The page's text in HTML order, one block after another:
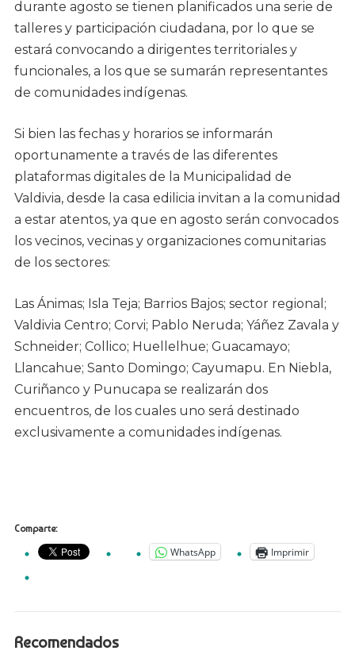
durante agosto se tienen planificados una serie de
talleres y participación ciudadana, por lo que se
estará convocando a dirigentes territoriales y
funcionales, a los que se sumarán representantes
de comunidades indígenas.
Si bien las fechas y horarios se informarán
oportunamente a través de las diferentes
plataformas digitales de la Municipalidad de
Valdivia, desde la casa edilicia invitan a la comunidad
a estar atentos, ya que en agosto serán convocados
los vecinos, vecinas y organizaciones comunitarias
de los sectores:
Las Ánimas; Isla Teja; Barrios Bajos; sector regional;
Valdivia Centro; Corvi; Pablo Neruda; Yáñez Zavala y
Schneider; Collico; Huellelhue; Guacamayo;
Llancahue; Santo Domingo; Cayumapu. En Niebla,
Curiñanco y Punucapa se realizarán dos
encuentros, de los cuales uno será destinado
exclusivamente a comunidades indígenas.
Comparte:
WhatsApp Imprimir
Recomendados